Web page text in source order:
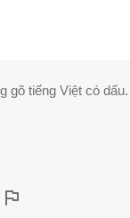
gõ tiếng Việt có dấu.